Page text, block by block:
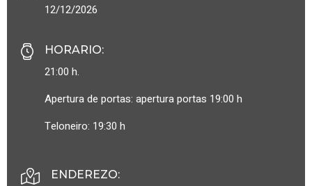
12/12/2026
HORARIO:
21:00 h.
Apertura de portas: apertura portas 19:00 h
Teloneiro: 19:30 h
ENDEREZO: